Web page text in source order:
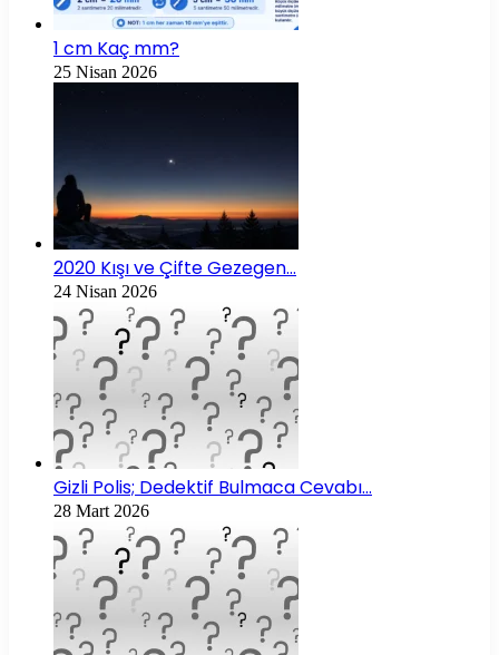
1 cm Kaç mm?
25 Nisan 2026
2020 Kışı ve Çifte Gezegen…
24 Nisan 2026
Gizli Polis; Dedektif Bulmaca Cevabı…
28 Mart 2026